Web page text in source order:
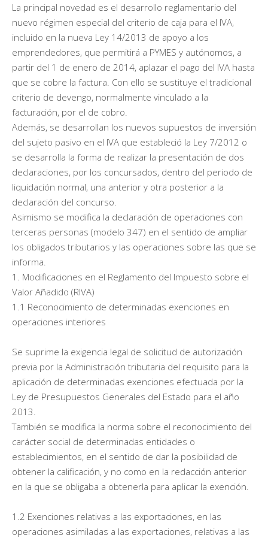
La principal novedad es el desarrollo reglamentario del
nuevo régimen especial del criterio de caja para el IVA,
incluido en la nueva Ley 14/2013 de apoyo a los
emprendedores, que permitirá a PYMES y autónomos, a
partir del 1 de enero de 2014, aplazar el pago del IVA hasta
que se cobre la factura. Con ello se sustituye el tradicional
criterio de devengo, normalmente vinculado a la
facturación, por el de cobro.
Además, se desarrollan los nuevos supuestos de inversión
del sujeto pasivo en el IVA que estableció la Ley 7/2012 o
se desarrolla la forma de realizar la presentación de dos
declaraciones, por los concursados, dentro del periodo de
liquidación normal, una anterior y otra posterior a la
declaración del concurso.
Asimismo se modifica la declaración de operaciones con
terceras personas (modelo 347) en el sentido de ampliar
los obligados tributarios y las operaciones sobre las que se
informa.
1. Modificaciones en el Reglamento del Impuesto sobre el
Valor Añadido (RIVA)
1.1 Reconocimiento de determinadas exenciones en
operaciones interiores
Se suprime la exigencia legal de solicitud de autorización
previa por la Administración tributaria del requisito para la
aplicación de determinadas exenciones efectuada por la
Ley de Presupuestos Generales del Estado para el año
2013.
También se modifica la norma sobre el reconocimiento del
carácter social de determinadas entidades o
establecimientos, en el sentido de dar la posibilidad de
obtener la calificación, y no como en la redacción anterior
en la que se obligaba a obtenerla para aplicar la exención.
1.2 Exenciones relativas a las exportaciones, en las
operaciones asimiladas a las exportaciones, relativas a las